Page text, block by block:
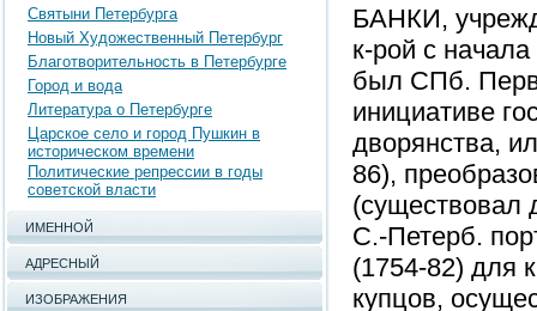
Святыни Петербурга
Новый Художественный Петербург
Благотворительность в Петербурге
Город и вода
Литература о Петербурге
Царское село и город Пушкин в
историческом времени
Политические репрессии в годы
советской власти
ИМЕННОЙ
АДРЕСНЫЙ
ИЗОБРАЖЕНИЯ
БАНКИ,
к-рой с
был СПб.
инициативе
дворянства,
86),
(существовал
С.-Петерб.
(1754-82) для
купцов,